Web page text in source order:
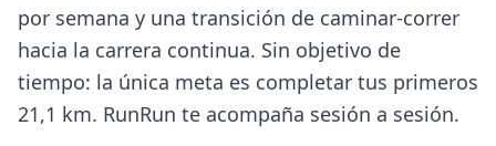
por semana y una transición de caminar-correr
hacia la carrera continua. Sin objetivo de
tiempo: la única meta es completar tus primeros
21,1 km. RunRun te acompaña sesión a sesión.